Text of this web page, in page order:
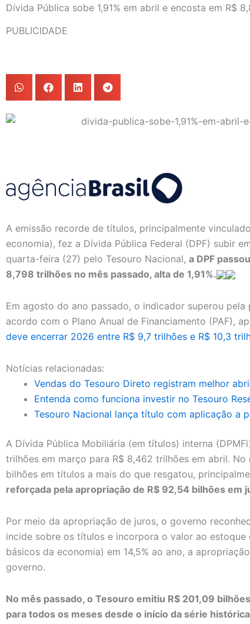
Dívida Pública sobe 1,91% em abril e encosta em R$
PUBLICIDADE
A emissão recorde de títulos, principalmente
economia), fez a Dívida Pública Federal (DPF) subir
quarta-feira (27) pelo Tesouro Nacional, a DPF
8,798 trilhões no mês passado, alta de 1,91%.
Em agosto do ano passado, o indicador superou
acordo com o Plano Anual de Financiamento (PAF),
deve encerrar 2026 entre R$ 9,7 trilhões e R$ 10,3
Notícias relacionadas:
Vendas do Tesouro Direto registram melhor
Entenda como funciona investir no Tesouro
Tesouro Nacional lança título com aplicação a
A Dívida Pública Mobiliária (em títulos) interna
trilhões em março para R$ 8,462 trilhões em abril.
bilhões em títulos a mais do que resgatou,
reforçada pela apropriação de R$ 92,54 bilhões em
Por meio da apropriação de juros, o governo
incide sobre os títulos e incorpora o valor ao
básicos da economia) em 14,5% ao ano, a
governo.
No mês passado, o Tesouro emitiu R$ 201,09
para todos os meses desde o início da série